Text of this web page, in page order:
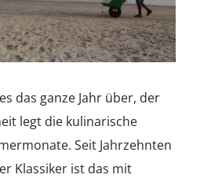
das ganze Jahr über, der
legt die kulinarische
Seit Jahrzehnten
Klassiker ist das mit